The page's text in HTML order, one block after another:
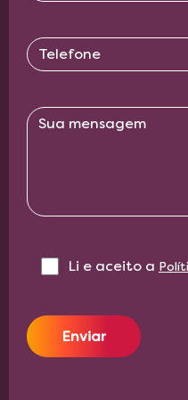
Li e aceito a‎ ‎
Enviar